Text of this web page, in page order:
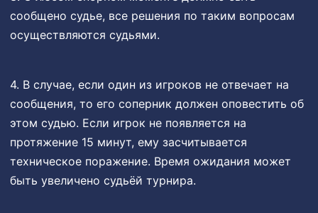
сообщено судье, все решения по таким вопросам
осуществляются судьями.
4. В случае, если один из игроков не отвечает на
сообщения, то его соперник должен оповестить об
этом судью. Если игрок не появляется на
протяжение 15 минут, ему засчитывается
техническое поражение. Время ожидания может
быть увеличено судьёй турнира.